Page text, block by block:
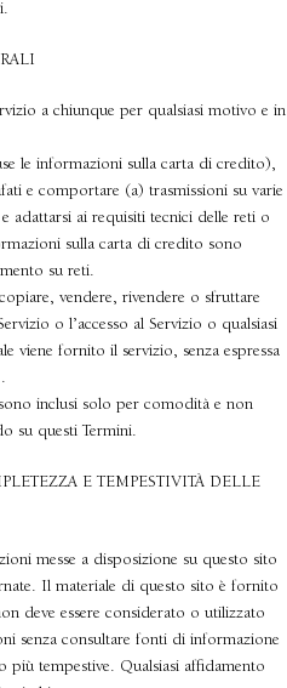
a chiunque per qualsiasi motivo e in
le informazioni sulla carta di credito),
e comportare (a) trasmissioni su varie
adattarsi ai requisiti tecnici delle reti o
sulla carta di credito sono
su reti.
vendere, rivendere o sfruttare
o l’accesso al Servizio o qualsiasi
viene fornito il servizio, senza espressa
inclusi solo per comodità e non
su questi Termini.
E TEMPESTIVITÀ DELLE
messe a disposizione su questo sito
Il materiale di questo sito è fornito
deve essere considerato o utilizzato
senza consultare fonti di informazione
tempestive. Qualsiasi affidamento